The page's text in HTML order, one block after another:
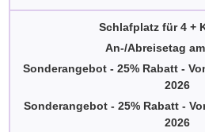
Schlafplatz für 4 +
An-/Abreisetag
Sonderangebot - 25% Rabatt -
2026
Sonderangebot - 25% Rabatt-
2026